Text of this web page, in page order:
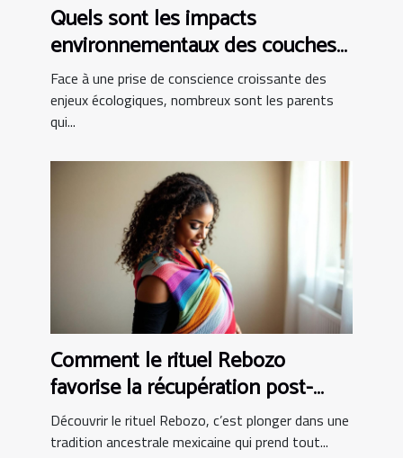
Quels sont les impacts
environnementaux des couches
bio ?
Face à une prise de conscience croissante des
enjeux écologiques, nombreux sont les parents
qui...
Comment le rituel Rebozo
favorise la récupération post-
partum ?
Découvrir le rituel Rebozo, c’est plonger dans une
tradition ancestrale mexicaine qui prend tout...